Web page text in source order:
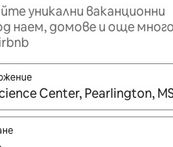
уникални ваканционни
наем, домове и още много
се покажат,